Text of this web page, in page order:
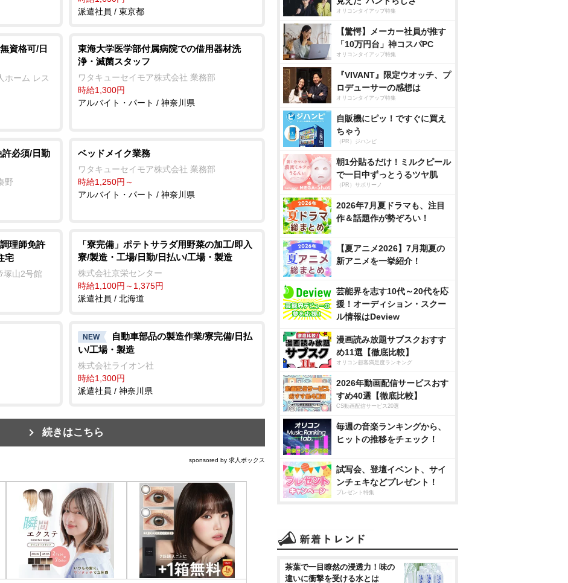
派遣社員 / 東京都
資格可/日
ホーム レス
東海大学医学部付属病院での借用器材洗
浄・滅菌スタッフ
ワタキューセイモア株式会社 業務部
時給1,300円
アルバイト・パート / 神奈川県
許必須/日勤
野
ベッドメイク業務
ワタキューセイモア株式会社 業務部
時給1,250円～
アルバイト・パート / 神奈川県
理師免許
宅
塚山2号館
「寮完備」ポテトサラダ用野菜の加工/即入
寮/製造・工場/日勤/日払い/工場・製造
株式会社京栄センター
時給1,100円～1,375円
派遣社員 / 北海道
NEW
自動車部品の製造作業/寮完備/日払
い/工場・製造
株式会社ライオン社
時給1,300円
派遣社員 / 神奈川県
続きはこちら
sponsored by 求人ボックス
オリコンタイアップ特集
【驚愕】メーカー社員が推す
「10万円台」神コスパPC
オリコンタイアップ特集
『VIVANT』限定ウオッチ、プ
ロデューサーの感想は
オリコンタイアップ特集
自販機にピッ！ですぐに買え
ちゃう
（PR）ジハンピ
朝1分貼るだけ！ミルクピール
で一日中ずっとうるツヤ肌
（PR）サボリーノ
2026年7月夏ドラマも、注目
作＆話題作が勢ぞろい！
【夏アニメ2026】7月期夏の
新アニメを一挙紹介！
芸能界を志す10代～20代を応
援！オーディション・スクー
ル情報はDeview
漫画読み放題サブスクおすす
め11選【徹底比較】
オリコン顧客満足度ランキング
2026年動画配信サービスおす
すめ40選【徹底比較】
CS動画配信サービス20選
毎週の音楽ランキングから、
ヒットの推移をチェック！
試写会、登壇イベント、サイ
ンチェキなどプレゼント！
プレゼント特集
茶葉で一目瞭然の浸透力！味の
違いに衝撃を受ける水とは